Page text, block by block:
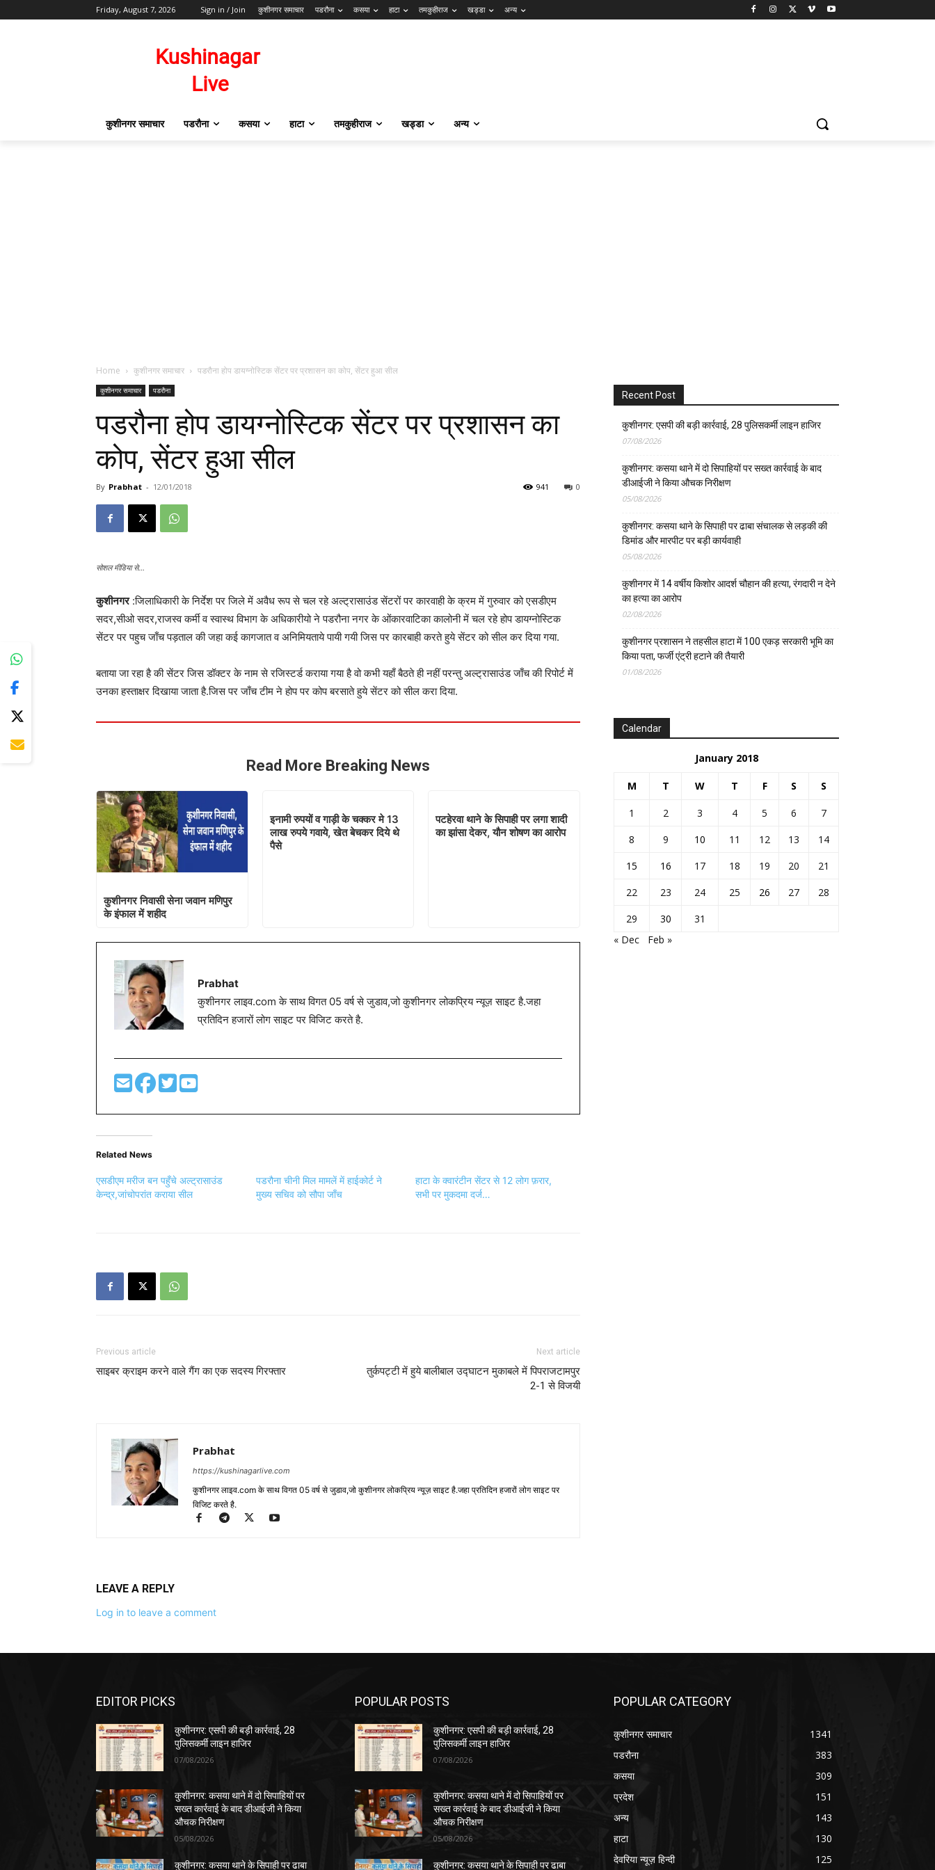
Friday, August 7, 2026 Sign in / Join कुशीनगर समाचार पडरौना कसया हाटा तमकुहीराज खड्डा अन्य
कुशीनगर समाचार पडरौना कसया हाटा तमकुहीराज खड्डा अन्य
Home कुशीनगर समाचार पडरौना होप डायग्नोस्टिक सेंटर पर प्रशासन का कोप, सेंटर हुआ सील
कुशीनगर समाचार पडरौना
पडरौना होप डायग्नोस्टिक सेंटर पर प्रशासन का
कोप, सेंटर हुआ सील
By Prabhat - 12/01/2018 0
941
सोशल मीडिया से...
कुशीनगर:जिलाधिकारी के निर्देश पर जिले में अवैध रूप से चल रहे अल्ट्रासाउंड सेंटरों पर कारवाही के क्रम में गुरुवार को एसडीएम
सदर,सीओ सदर,राजस्व कर्मी व स्वास्थ विभाग के अधिकारीयो ने पडरौना नगर के ओंकारवाटिका कालोनी में चल रहे होप डायग्नोस्टिक
सेंटर पर पहुच जाँच पड़ताल की जहा कई कागजात व अनिमियताये पायी गयी जिस पर कारबाही करते हुये सेंटर को सील कर दिया गया.
बताया जा रहा है की सेंटर जिस डॉक्टर के नाम से रजिस्टर्ड कराया गया है वो कभी यहाँ बैठते ही नहीं परन्तु अल्ट्रासाउंड जाँच की रिपोर्ट में
उनका हस्ताक्षर दिखाया जाता है.जिस पर जाँच टीम ने होप पर कोप बरसाते हुये सेंटर को सील करा दिया.
Read More Breaking News
कुशीनगर निवासी सेना जवान मणिपुर
के इंफाल में शहीद
इनामी रुपयों व गाड़ी के चक्कर मे 13
लाख रुपये गवाये, खेत बेचकर दिये थे
पैसे
पटहेरवा थाने के सिपाही पर लगा शादी
का झांसा देकर, यौन शोषण का आरोप
Prabhat
कुशीनगर लाइव.com के साथ विगत 05 वर्ष से जुडाव,जो कुशीनगर लोकप्रिय न्यूज़ साइट है.जहा
प्रतिदिन हजारों लोग साइट पर विजिट करते है.
Related News
एसडीएम मरीज बन पहुँचे अल्ट्रासाउंड
केन्द्र,जांचोपरांत कराया सील
पडरौना चीनी मिल मामलें में हाईकोर्ट ने
मुख्य सचिव को सौपा जाँच
हाटा के क्वारंटीन सेंटर से 12 लोग फ़रार,
सभी पर मुकदमा दर्ज…
Previous article
साइबर क्राइम करने वाले गैंग का एक सदस्य गिरफ्तार
Next article
तुर्कपट्टी में हुये बालीबाल उद्घाटन मुकाबले में पिपराजटामपुर
2-1 से विजयी
Prabhat
https://kushinagarlive.com
कुशीनगर लाइव.com के साथ विगत 05 वर्ष से जुडाव,जो कुशीनगर लोकप्रिय न्यूज़ साइट है.जहा प्रतिदिन हजारों लोग साइट पर
विजिट करते है.
LEAVE A REPLY
Log in to leave a comment
Recent Post
कुशीनगर: एसपी की बड़ी कार्रवाई, 28 पुलिसकर्मी लाइन हाजिर
07/08/2026
कुशीनगर: कसया थाने में दो सिपाहियों पर सख्त कार्रवाई के बाद
डीआईजी ने किया औचक निरीक्षण
05/08/2026
कुशीनगर: कसया थाने के सिपाही पर ढाबा संचालक से लड़की की
डिमांड और मारपीट पर बड़ी कार्यवाही
05/08/2026
कुशीनगर में 14 वर्षीय किशोर आदर्श चौहान की हत्या, रंगदारी न देने
का हत्या का आरोप
02/08/2026
कुशीनगर प्रशासन ने तहसील हाटा में 100 एकड़ सरकारी भूमि का
किया पता, फर्जी एंट्री हटाने की तैयारी
01/08/2026
Calendar
January 2018
M T W T F S S
1 2 3 4 5 6
7
8
9 10 11 12 13
14
15
16 17 18 19 20
21
22
23 24 25 26 27
28
29
30
31
« Dec
Feb »
EDITOR PICKS
कुशीनगर: एसपी की बड़ी कार्रवाई, 28
पुलिसकर्मी लाइन हाजिर
07/08/2026
कुशीनगर: कसया थाने में दो सिपाहियों पर
सख्त कार्रवाई के बाद डीआईजी ने किया
औचक निरीक्षण
05/08/2026
कुशीनगर: कसया थाने के सिपाही पर ढाबा
POPULAR POSTS
कुशीनगर: एसपी की बड़ी कार्रवाई, 28
पुलिसकर्मी लाइन हाजिर
07/08/2026
कुशीनगर: कसया थाने में दो सिपाहियों पर
सख्त कार्रवाई के बाद डीआईजी ने किया
औचक निरीक्षण
05/08/2026
कुशीनगर: कसया थाने के सिपाही पर ढाबा
POPULAR CATEGORY
कुशीनगर समाचार
1341
पडरौना
383
कसया
309
प्रदेश
151
अन्य
143
हाटा
130
देवरिया न्यूज़ हिन्दी
125